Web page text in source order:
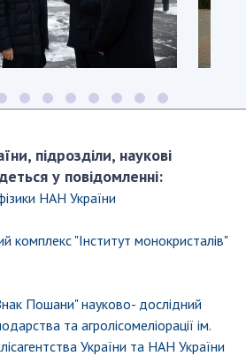
підрозділи, наукові
у повідомленні:
НАН України
комплекс "Інститут монокристалів"
Пошани" науково- дослідний
та агролісомеліорації ім.
України та НАН України